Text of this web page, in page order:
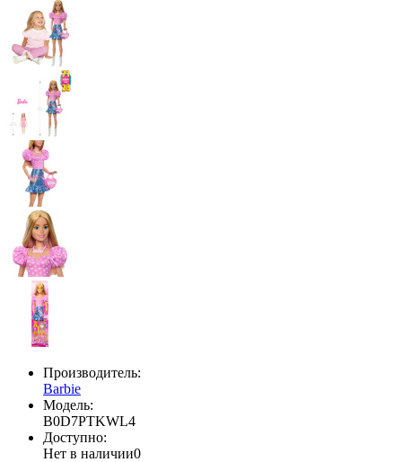
Производитель:
Barbie
Модель:
B0D7PTKWL4
Доступно:
Нет в наличии0